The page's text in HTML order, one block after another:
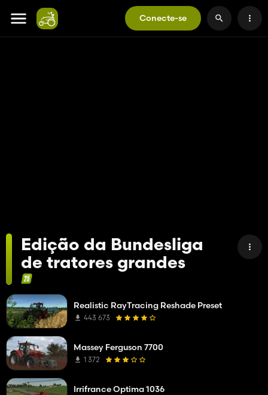
Conecte-se
Edição da Bundesliga
de tratores grandes
Realistic RayTracing Reshade Preset
443 673
Massey Ferguson 7700
1 372
Irrifrance Optima 1036